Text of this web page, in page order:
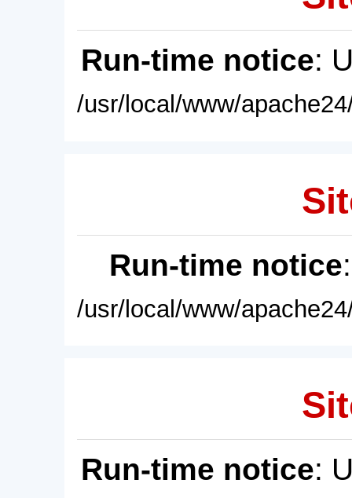
Run-time notice:
/usr/local/www/
Run-time notice
/usr/local/www/
Run-time notice: